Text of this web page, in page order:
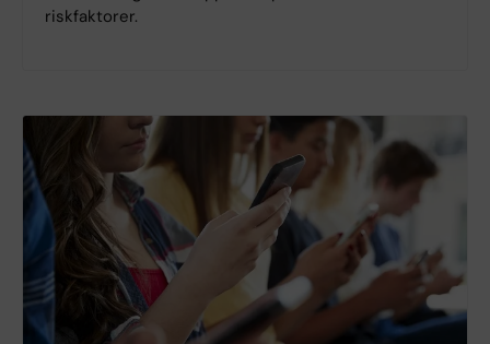
riskfaktorer.